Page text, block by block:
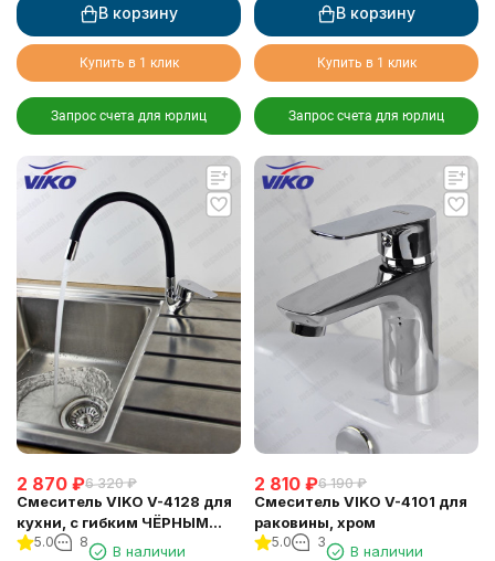
В корзину
Купить в 1 клик
Запрос счета для юрлиц
В корзину
Купить в 1 клик
Запрос счета для юрлиц
2 870 ₽6 320 ₽
Смеситель VIKO V-4128 для
кухни, с гибким ЧЁРНЫМ
изливом, Хром
5.0 8
В наличии
2 810 ₽6 190 ₽
Смеситель VIKO V-4101 для
раковины, хром
5.0 3
В наличии